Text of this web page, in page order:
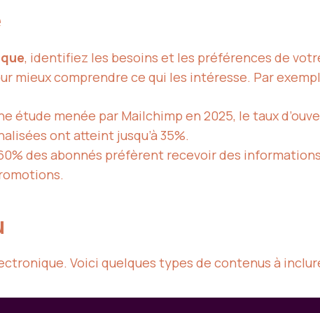
, identifiez les besoins et les préférences de
mieux comprendre ce qui les intéresse. Par
étude menée par Mailchimp en 2025, le taux
ont atteint jusqu’à 35%.
des abonnés préfèrent recevoir des
Voici quelques types de contenus à